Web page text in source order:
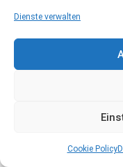
Dienste verwalten
Cookie Policy